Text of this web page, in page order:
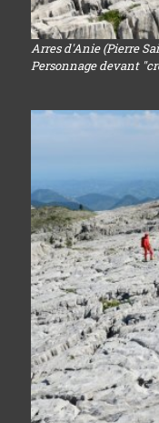
Arres d'Anie (Pierre
Personnage devant